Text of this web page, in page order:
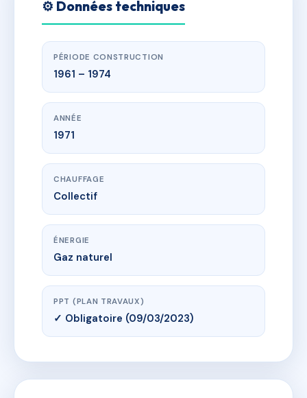
⚙️ Données techniques
PÉRIODE CONSTRUCTION
1961 – 1974
ANNÉE
1971
CHAUFFAGE
Collectif
ÉNERGIE
Gaz naturel
PPT (PLAN TRAVAUX)
✓ Obligatoire (09/03/2023)